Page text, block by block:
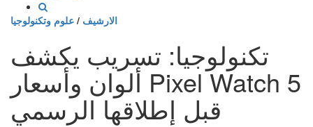
الارشيف / علوم وتكنولوجيا
تكنولوجيا: تسريب يكشف
ألوان وأسعار Pixel Watch 5
قبل إطلاقها الرسمي